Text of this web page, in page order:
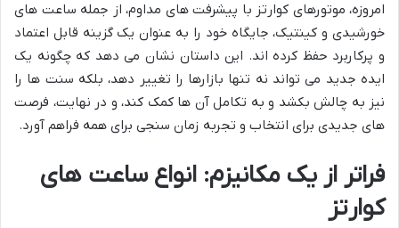
امروزه، موتورهای کوارتز با پیشرفت های مداوم، از جمله ساعت های
خورشیدی و کینتیک، جایگاه خود را به عنوان یک گزینه قابل اعتماد
و پرکاربرد حفظ کرده اند. این داستان نشان می دهد که چگونه یک
ایده جدید می تواند نه تنها بازارها را تغییر دهد، بلکه سنت ها را
نیز به چالش بکشد و به تکامل آن ها کمک کند، و در نهایت، فرصت
های جدیدی برای انتخاب و تجربه زمان سنجی برای همه فراهم آورد.
فراتر از یک مکانیزم: انواع ساعت های
کوارتز